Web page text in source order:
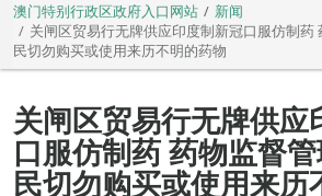
澳门特别行政区政府入口网站
新闻
关闸区贸易行无牌供应印度制新冠口服仿制药
民切勿购买或使用来历不明的药物
关闸区贸易行无牌供应
口服仿制药 药物监督
民切勿购买或使用来历